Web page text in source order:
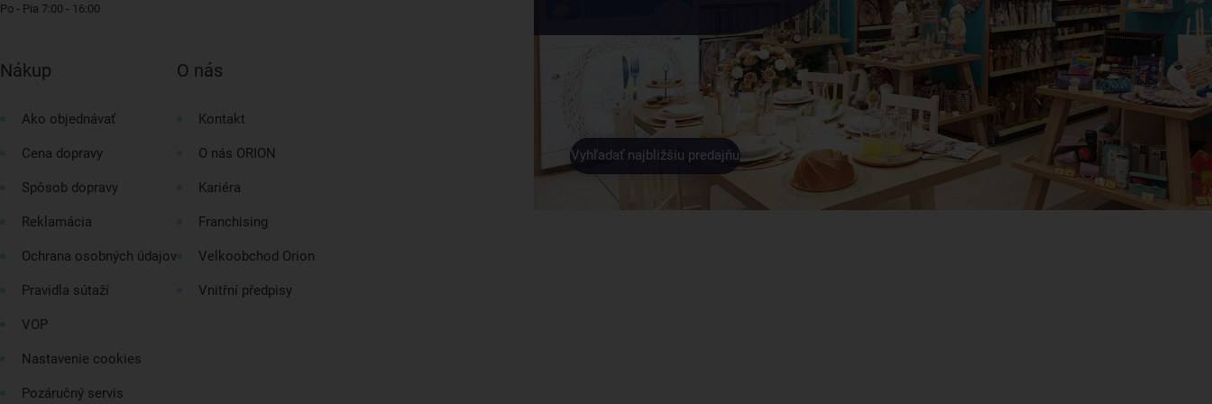
Vyhľadať najbližšiu predajňu
Po - Pia 7:00 - 16:00
Nákup
Ako objednávať
Cena dopravy
Spôsob dopravy
Reklamácia
Ochrana osobných údajov
Pravidla sútaží
VOP
Nastavenie cookies
Pozáručný servis
O nás
Kontakt
O nás ORION
Kariéra
Franchising
Velkoobchod Orion
Vnitřní předpisy